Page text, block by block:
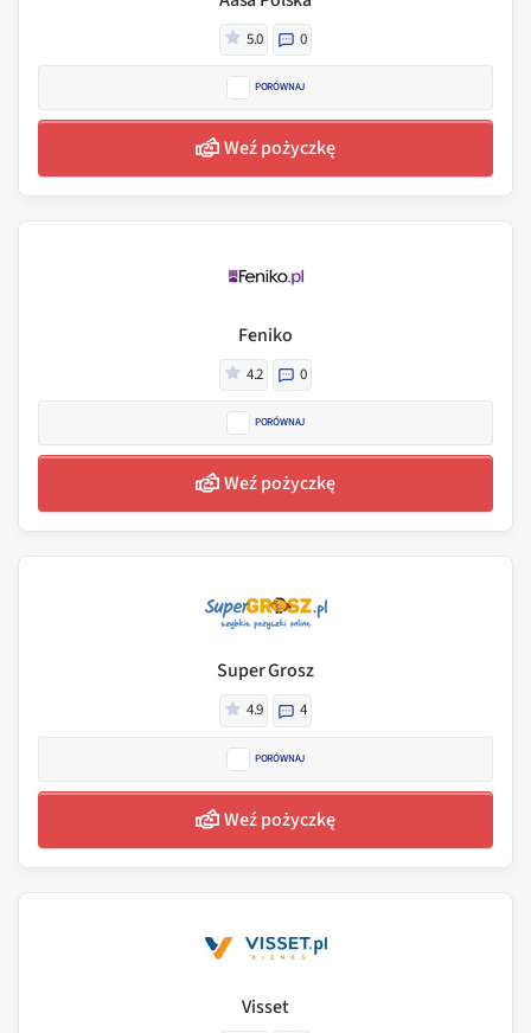
5.0 0
PORÓWNAJ
Weź pożyczkę
Feniko
4.2 0
PORÓWNAJ
Weź pożyczkę
Super Grosz
4.9 4
PORÓWNAJ
Weź pożyczkę
Visset